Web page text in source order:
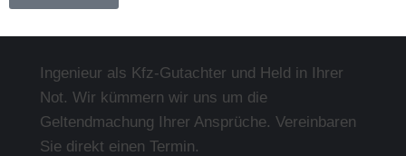
Ingenieur als Kfz-Gutachter und Held in Ihrer
Not. Wir kümmern wir uns um die
Geltendmachung Ihrer Ansprüche. Vereinbaren
Sie direkt einen Termin.